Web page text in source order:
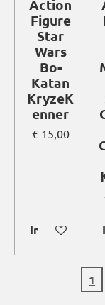
Action
Figure
Star
Wars
Bo-
Katan
KryzeK
enner
€ 15,00
In
1